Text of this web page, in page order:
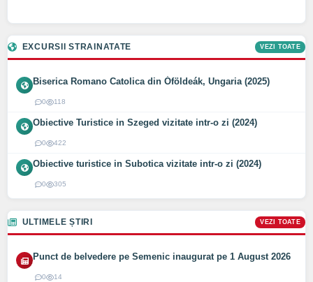
EXCURSII STRAINATATE VEZI TOATE
Biserica Romano Catolica din Óföldeák, Ungaria (2025)
0 118
Obiective Turistice in Szeged vizitate intr-o zi (2024)
0 422
Obiective turistice in Subotica vizitate intr-o zi (2024)
0 305
ULTIMELE ȘTIRI VEZI TOATE
Punct de belvedere pe Semenic inaugurat pe 1 August 2026
0 14